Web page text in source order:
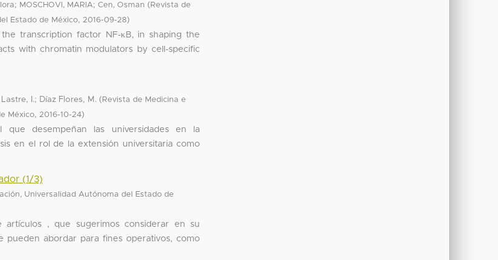
; MOSCHOVI, MARIA; Cen, Osman ( Revista de
Estado de México, 2016-09-28)
transcription factor NF-κB, in shaping the
with chromatin modulators by cell-specific
I.; Díaz Flores, M. ( Revista de Medicina e
México, 2016-10-24)
desempeñan las universidades en la
en el rol de la extensión universitaria como
(1/3)
Universalidad Autónoma del Estado de
artículos , que sugerimos considerar en su
pueden abordar para fines operativos, como